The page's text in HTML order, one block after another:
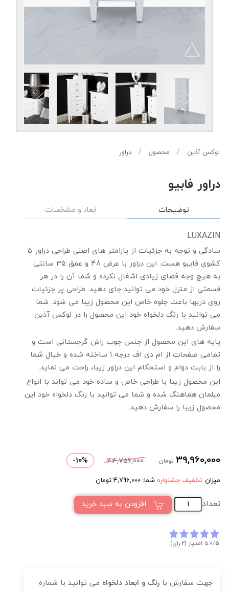
لوکس آذین محصول دراور
دراور فابیو
توضیحات ابعاد و مشخصات
LUXAZIN
سادگی و توجه به جزئیات از پارامتر های اصلی طراحی دراور 5
کشوی فایبو هست. این دراور با عرض 48 و عمق 35 سانتی
به هیچ وجه فضای زیادی اشغال نکرده و شما آن را در هر
قسمتی از منزل خود می توانید جای دهید. طراحی پر جزئیات
روی دربها باعث جلوه خاص این محصول زیبا می شود. شما
می توانید با رنگ دلخواه خود این محصول را در لوکس آذین
سفارش دهید.
پایه های این محصول از جنس چوب راش گرجستانی است و
تمامی صفحات از ام دی اف درجه 1 ساخته شده و خیال شما
را از بابت دوام و استحکام این دراور زیبا، راحت می نماید.
این محصول زیبا با طراحی خاص و ساده خود می تواند با انواع
مبلمان هماهنگ شده و شما می توانید با رنگ دلخواه خود این
محصول زیبا را سفارش دهید.
39,960,000 تومان 44,756,000
10%
-
میزان تخفیف جشنواره شما: 4,796,000 تومان
تعداد افزودن به سبد خرید
5.0/5 امتیاز (2 رای)
جهت سفارش با رنگ و ابعاد دلخواه می توانید با شماره